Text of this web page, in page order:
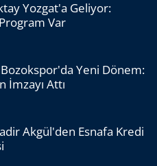
Yozgat'a Geliyor:
Var
Yeni Dönem:
İmzayı Attı
Akgül'den Esnafa Kredi